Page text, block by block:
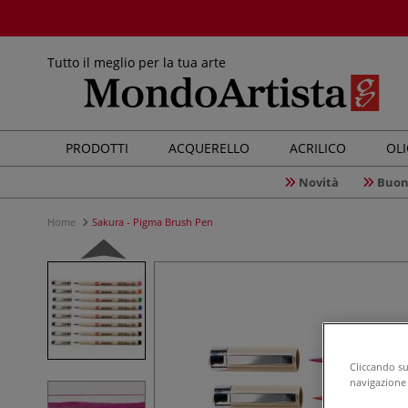
Tutto il meglio per la tua arte
PRODOTTI ACQUERELLO ACRILICO
Novità
Home Sakura - Pigma Brush Pen
Cliccando